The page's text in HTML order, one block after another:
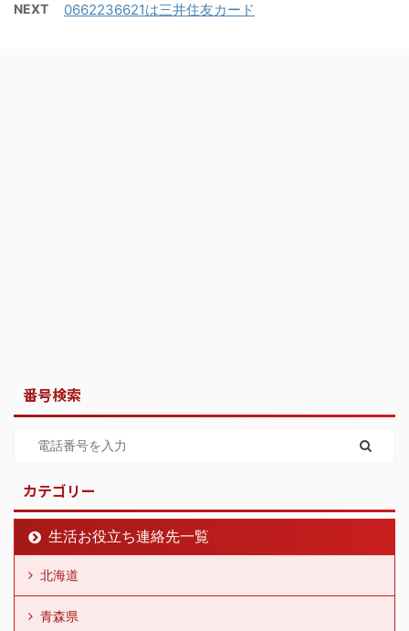
NEXT 0662236621は三井住友カード
番号検索
カテゴリー
生活お役立ち連絡先一覧
北海道
青森県